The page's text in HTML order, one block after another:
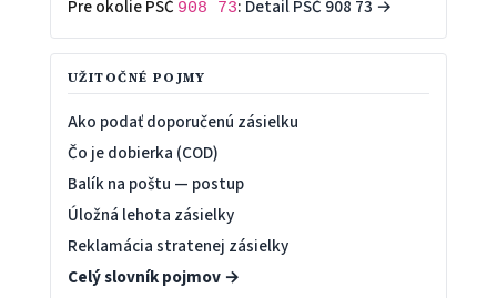
Pre okolie PSČ 908 73: Detail PSČ 908 73 →
UŽITOČNÉ POJMY
Ako podať doporučenú zásielku
Čo je dobierka (COD)
Balík na poštu — postup
Úložná lehota zásielky
Reklamácia stratenej zásielky
Celý slovník pojmov →